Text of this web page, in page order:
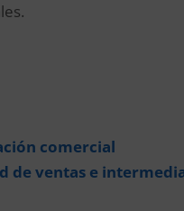
comercial
de ventas e